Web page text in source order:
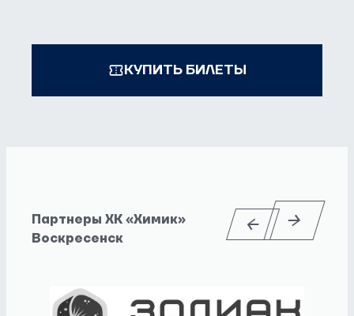
КУПИТЬ БИЛЕТЫ
Партнеры ХК «Химик»
Воскресенск